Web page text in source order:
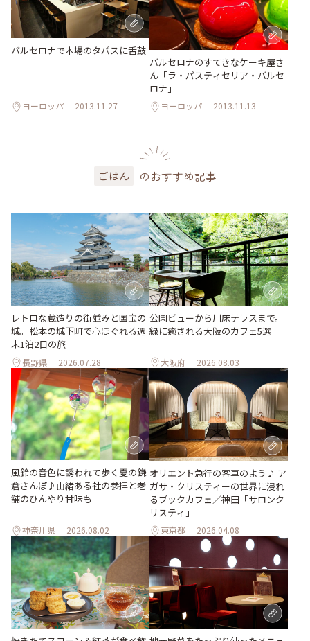
バルセロナで本場のタパスに舌鼓
ヨーロッパ 2013.11.27
バルセロナのすてきなケーキ屋さ
ん「ラ・パスティセリア・バルセ
ロナ」
ヨーロッパ 2013.11.13
ごはん のおすすめ記事
レトロな蔵造りの街並みと国宝の
城。松本の城下町で心ほぐれる週
末1泊2日の旅
長野県 2026.07.28
公園ビューから川床テラスまで。
緑に癒される大阪のカフェ5選
大阪府 2026.08.03
風鈴の音色に誘われて歩く夏の鎌
倉さんぽ♪由緒ある社の参拝と老
舗のひんやり甘味も
神奈川県 2026.08.02
オリエント急行の客車のよう♪ ア
ガサ・クリスティーの世界に浸れ
るブックカフェ／神田「サロンク
リスティ」
東京都 2026.04.08